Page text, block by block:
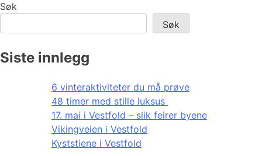
Søk
Søk
Siste innlegg
6 vinteraktiviteter du må prøve
48 timer med stille luksus
17. mai i Vestfold – slik feirer byene
Vikingveien i Vestfold
Kyststiene i Vestfold